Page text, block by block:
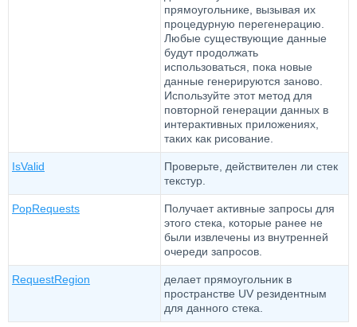
прямоугольнике, вызывая их
процедурную перегенерацию.
Любые существующие данные
будут продолжать
использоваться, пока новые
данные генерируются заново.
Используйте этот метод для
повторной генерации данных в
интерактивных приложениях,
таких как рисование.
IsValid
Проверьте, действителен ли стек
текстур.
PopRequests
Получает активные запросы для
этого стека, которые ранее не
были извлечены из внутренней
очереди запросов.
RequestRegion
делает прямоугольник в
пространстве UV резидентным
для данного стека.